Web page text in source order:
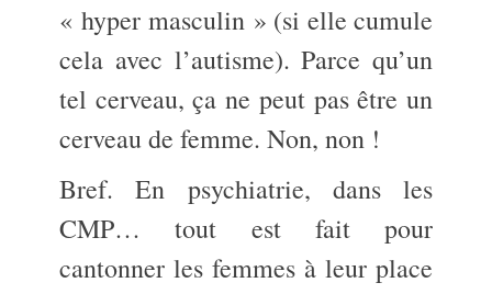
« hyper masculin » (si elle cumule
cela avec l’autisme). Parce qu’un
tel cerveau, ça ne peut pas être un
cerveau de femme. Non, non !
Bref. En psychiatrie, dans les
CMP… tout est fait pour
cantonner les femmes à leur place